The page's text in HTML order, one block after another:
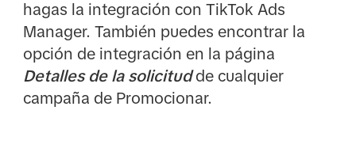
hagas la integración con TikTok Ads
Manager. También puedes encontrar la
opción de integración en la página
Detalles de la solicitudde cualquier
campaña de Promocionar.